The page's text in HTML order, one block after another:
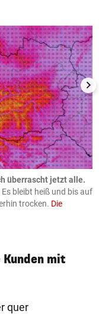
überrascht jetzt alle.
bleibt heiß und bis auf
trocken. Die
mit
quer